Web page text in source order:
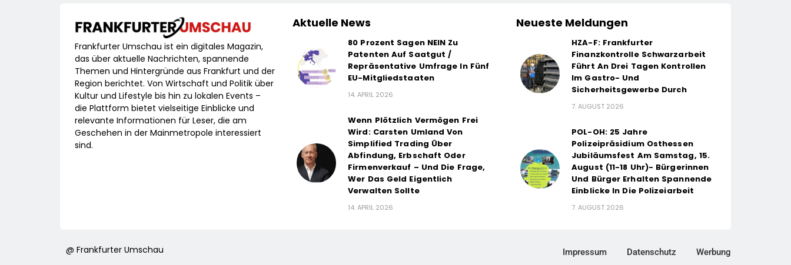
Frankfurter Umschau ist ein digitales Magazin,
das über aktuelle Nachrichten, spannende
Themen und Hintergründe aus Frankfurt und der
Region berichtet. Von Wirtschaft und Politik über
Kultur und Lifestyle bis hin zu lokalen Events –
die Plattform bietet vielseitige Einblicke und
relevante Informationen für Leser, die am
Geschehen in der Mainmetropole interessiert
sind.
Aktuelle News
80 Prozent Sagen NEIN Zu
Patenten Auf Saatgut /
Repräsentative Umfrage In Fünf
EU-Mitgliedstaaten
14. APRIL 2026
Wenn Plötzlich Vermögen Frei
Wird: Carsten Umland Von
Simplified Trading Über
Abfindung, Erbschaft Oder
Firmenverkauf – Und Die Frage,
Wer Das Geld Eigentlich
Verwalten Sollte
14. APRIL 2026
Neueste Meldungen
HZA-F: Frankfurter
Finanzkontrolle Schwarzarbeit
Führt An Drei Tagen Kontrollen
Im Gastro- Und
Sicherheitsgewerbe Durch
7. AUGUST 2026
POL-OH: 25 Jahre
Polizeipräsidium Osthessen
Jubiläumsfest Am Samstag, 15.
August (11-18 Uhr)- Bürgerinnen
Und Bürger Erhalten Spannende
Einblicke In Die Polizeiarbeit
7. AUGUST 2026
@ Frankfurter Umschau Impressum Datenschutz Werbung